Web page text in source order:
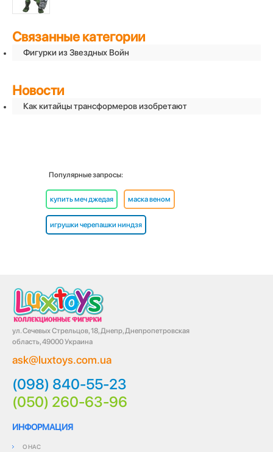
Связанные категории
Фигурки из Звездных Войн
Новости
Как китайцы трансформеров изобретают
Популярные запросы:
купить меч джедая маска веном
игрушки черепашки ниндзя
ул. Сечевых Стрельцов, 18, Днепр, Днепропетровская
область, 49000 Украина
ask@luxtoys.com.ua
(098) 840-55-23
(050) 260-63-96
ИНФОРМАЦИЯ
О НАС